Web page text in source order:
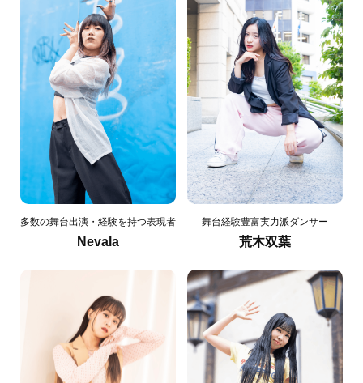
多数の舞台出演・経験を持つ表現者
Nevala
舞台経験豊富実力派ダンサー
荒木双葉